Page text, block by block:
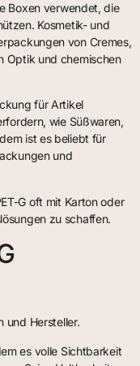
Boxen verwendet, die
Kosmetik- und
von Cremes,
Optik und chemischen
für Artikel
wie Süßwaren,
ist es beliebt für
und
G oft mit Karton oder
zu schaffen.
und Hersteller.
es volle Sichtbarkeit